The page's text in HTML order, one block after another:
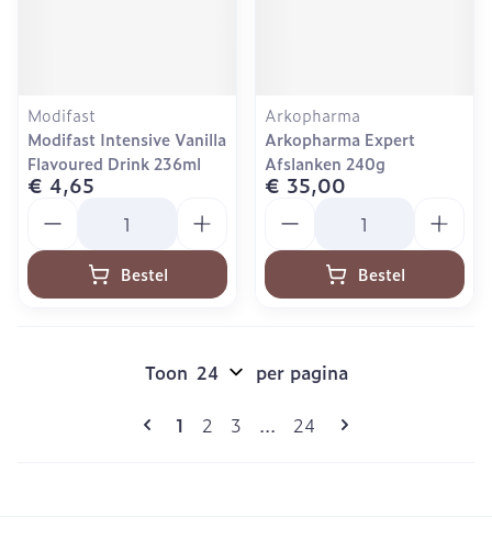
Modifast
Modifast Intensive Vanilla
Flavoured Drink 236ml
€ 4,65
Bestel
Arkopharma
Arkopharma Expert
Afslanken 240g
€ 35,00
Bestel
Pagina's
U lees momenteel pagina
1 Pagina
2 Pagina
3 ... Pagina
24
Toon per pagina